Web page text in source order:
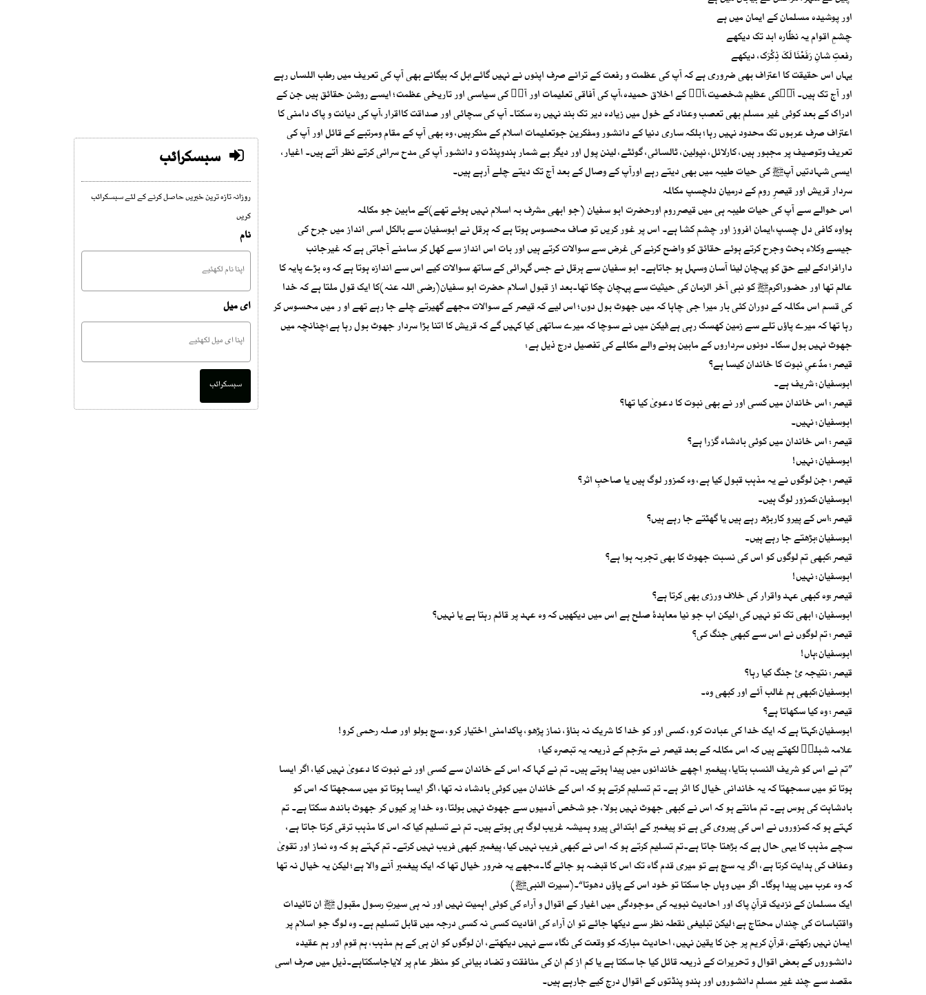
اور پوشیدہ مسلمان کے ایمان میں ہے
چشمِ اقوام یہ نظّارہ ابد تک دیکھے
رفعتِ شانِ رَفَعْنَا لَکَ ذِکْرَک، دیکھے
یہاں اس حقیقت کا اعتراف بھی ضروری ہے کہ آپ کی عظمت و رفعت کے ترانے صرف اپنوں نے نہیں گائے؛بل کہ بیگانے بھی آپ کی تعریف میں رطب اللساں رہے
اور آج تک ہیں۔ آپؐکی عظیم شخصیت،آپؐ کے اخلاق حمیدہ،آپ کی آفاقی تعلیمات اور آپؐ کی سیاسی اور تاریخی عظمت؛ ایسے روشن حقائق ہیں جن کے
ادراک کے بعد کوئی غیر مسلم بھی تعصب وعناد کے خول میں زیادہ دیر تک بند نہیں رہ سکتا۔ آپ کی سچائی اور صداقت کااقرار،آپ کی دیانت و پاک دامنی کا
اعتراف صرف عربوں تک محدود نہیں رہا؛ بلکہ ساری دنیا کے دانشور ومفکرین جوتعلیمات اسلام کے منکرہیں، وہ بھی آپ کے مقام ومرتبے کے قائل اور آپ کی
تعریف وتوصیف پر مجبور ہیں، کارلائل، نپولین، ٹالسائی، گوئٹے، لینن پول اور دیگر بے شمار ہندوپنڈت و دانشور آپ کی مدح سرائی کرتے نظر آتے ہیں۔ اغیار،
ایسی شہادتیں آپﷺ کی حیات طیبہ میں بھی دیتے رہے اورآپ کے وصال کے بعد آج تک دیتے چلے آرہے ہیں۔
سردار قریش اور قیصرِ روم کے درمیان دلچسپ مکالمہ
اس حوالے سے آپ کی حیات طیبہ ہی میں قیصرروم اورحضرت ابو سفیان (جو ابھی مشرف بہ اسلام نہیں ہوئے تھے)کے مابین جو مکالمہ
ہواوہ کافی دل چسپ،ایمان افروز اور چشم کشا ہے۔ اس پر غور کریں تو صاف محسوس ہوتا ہے کہ ہرقل نے ابوسفیان سے بالکل اسی انداز میں جرح کی
جیسے وکلاء بحث وجرح کرتے ہوئے حقائق کو واضح کرنے کی غرض سے سوالات کرتے ہیں اور بات اس انداز سے کھل کر سامنے آجاتی ہے کہ غیرجانب
دارافرادکے لیے حق کو پہچان لینا آسان وسہل ہو جاتاہے۔ ابو سفیان سے ہرقل نے جس گہرائی کے ساتھ سوالات کیے اس سے اندازہ ہوتا ہے کہ وہ بڑے پایہ کا
عالم تھا اور حضوراکرمﷺ کو نبی آخر الزمان کی حیثیت سے پہچان چکا تھا۔بعد از قبول اسلام حضرت ابو سفیان(رضی اللہ عنہ)کا ایک قول ملتا ہے کہ خدا
کی قسم اس مکالمہ کے دوران کئی بار میرا جی چاہا کہ میں جھوٹ بول دوں؛ اس لیے کہ قیصر کے سوالات مجھے گھیرتے چلے جا رہے تھے او ر میں محسوس کر
رہا تھا کہ میرے پاؤں تلے سے زمین کھسک رہی ہے؛لیکن میں نے سوچا کہ میرے ساتھی کیا کہیں گے کہ قریش کا اتنا بڑا سردار جھوٹ بول رہا ہے؛چنانچہ میں
جھوٹ نہیں بول سکا۔ دونوں سرداروں کے مابین ہونے والے مکالمے کی تفصیل درج ذیل ہے:
قیصر: مدّعیِ نبوت کا خاندان کیسا ہے؟
ابوسفیان: شریف ہے۔
قیصر: اس خاندان میں کسی اور نے بھی نبوت کا دعویٰ کیا تھا؟
ابوسفیان: نہیں۔
قیصر: اس خاندان میں کوئی بادشاہ گزرا ہے؟
ابوسفیان: نہیں!
قیصر: جن لوگوں نے یہ مذہب قبول کیا ہے، وہ کمزور لوگ ہیں یا صاحبِ اثر؟
ابوسفیان:کمزور لوگ ہیں۔
قیصر:اس کے پیرو کاربڑھ رہے ہیں یا گھٹتے جا رہے ہیں؟
ابوسفیان:بڑھتے جا رہے ہیں۔
قیصر:کبھی تم لوگوں کو اس کی نسبت جھوٹ کا بھی تجربہ ہوا ہے؟
ابوسفیان: نہیں!
قیصر:وہ کبھی عہد واقرار کی خلاف ورزی بھی کرتا ہے؟
ابوسفیان: ابھی تک تو نہیں کی؛ لیکن اب جو نیا معاہدۂ صلح ہے اس میں دیکھیں کہ وہ عہد پر قائم رہتا ہے یا نہیں؟
قیصر: تم لوگوں نے اس سے کبھی جنگ کی؟
ابوسفیان:ہاں!
قیصر: نتیجہ ئ جنگ کیا رہا؟
ابوسفیان:کبھی ہم غالب آئے اور کبھی وہ۔
قیصر: وہ کیا سکھاتا ہے؟
ابوسفیان:کہتا ہے کہ ایک خدا کی عبادت کرو، کسی اور کو خدا کا شریک نہ بناؤ، نماز پڑھو، پاکدامنی اختیار کرو، سچ بولو اور صلہ رحمی کرو!
علامہ شبلیؒ لکھتے ہیں کہ اس مکالمہ کے بعد قیصر نے مترجم کے ذریعہ یہ تبصرہ کیا:
”تم نے اس کو شریف النسب بتایا، پیغمبر اچھے خاندانوں میں پیدا ہوتے ہیں۔ تم نے کہا کہ اس کے خاندان سے کسی اور نے نبوت کا دعویٰ نہیں کیا، اگر ایسا
ہوتا تو میں سمجھتا کہ یہ خاندانی خیال کا اثر ہے۔ تم تسلیم کرتے ہو کہ اس کے خاندان میں کوئی بادشاہ نہ تھا، اگر ایسا ہوتا تو میں سمجھتا کہ اس کو
بادشاہت کی ہوس ہے۔ تم مانتے ہو کہ اس نے کبھی جھوٹ نہیں بولا، جو شخص آدمیوں سے جھوٹ نہیں بولتا، وہ خدا پر کیوں کر جھوٹ باندھ سکتا ہے۔ تم
کہتے ہو کہ کمزوروں نے اس کی پیروی کی ہے تو پیغمبر کے ابتدائی پیرو ہمیشہ غریب لوگ ہی ہوتے ہیں۔ تم نے تسلیم کیا کہ اس کا مذہب ترقی کرتا جاتا ہے،
سچے مذہب کا یہی حال ہے کہ بڑھتا جاتا ہے۔تم تسلیم کرتے ہو کہ اس نے کبھی فریب نہیں کیا، پیغمبر کبھی فریب نہیں کرتے۔ تم کہتے ہو کہ وہ نماز اور تقویٰ
وعفاف کی ہدایت کرتا ہے، اگر یہ سچ ہے تو میری قدم گاہ تک اس کا قبضہ ہو جائے گا۔مجھے یہ ضرور خیال تھا کہ ایک پیغمبر آنے والا ہے؛ لیکن یہ خیال نہ تھا
کہ وہ عرب میں پیدا ہوگا۔ اگر میں وہاں جا سکتا تو خود اس کے پاؤں دھوتا“۔(سیرت النبیﷺ)
ایک مسلمان کے نزدیک قرآنِ پاک اور احادیث نبویہ کی موجودگی میں اغیار کے اقوال و آراء کی کوئی اہمیت نہیں اور نہ ہی سیرتِ رسول مقبول ﷺ ان تائیدات
واقتباسات کی چنداں محتاج ہے؛ لیکن تبلیغی نقطہ نظر سے دیکھا جائے تو ان آراء کی افادیت کسی نہ کسی درجہ میں قابل تسلیم ہے۔ وہ لوگ جو اسلام پر
ایمان نہیں رکھتے، قرآنِ کریم پر جن کا یقین نہیں، احادیث مبارکہ کو وقعت کی نگاہ سے نہیں دیکھتے، ان لوگوں کو ان ہی کے ہم مذہب، ہم قوم اور ہم عقیدہ
دانشوروں کے بعض اقوال و تحریرات کے ذریعہ قائل کیا جا سکتا ہے یا کم از کم ان کی منافقت و تضاد بیانی کو منظر عام پر لایاجاسکتاہے۔ذیل میں صرف اسی
مقصد سے چند غیر مسلم دانشوروں اور ہندو پنڈتوں کے اقوال درج کیے جارہے ہیں۔
سبسکرائب
روزانہ تازہ ترین خبریں حاصل کرنے کے لئے سبسکرائب
کریں
نام
ای میل
سبسکرائب